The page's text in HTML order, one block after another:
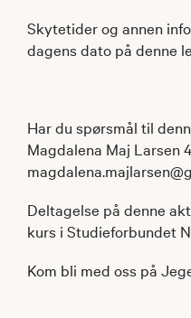
Skytetider og annen
dagens dato på denne
Har du spørsmål til
Magdalena Maj Larsen
Deltagelse på denne
kurs i Studieforbundet
Kom bli med oss på